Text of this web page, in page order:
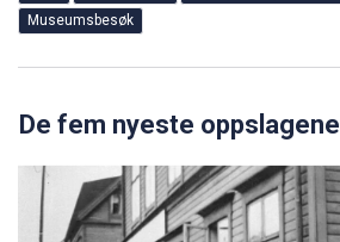
Museumsbesøk
De fem nyeste oppslagene